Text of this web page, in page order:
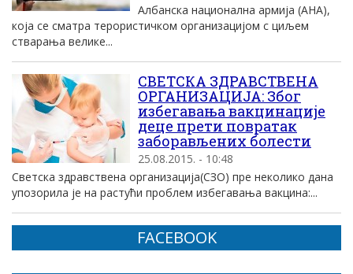
Албанска национална армија (АНА),
која се сматра терористичком организацијом с циљем
стварања велике...
СВЕТСКА ЗДРАВСТВЕНА
ОРГАНИЗАЦИЈА: Због
избегавања вакцинације
деце прети повратак
заборављених болести
25.08.2015. - 10:48
Светска здравствена организација(СЗО) пре неколико дана
упозорила је на растући проблем избегавања вакцина:...
FACEBOOK